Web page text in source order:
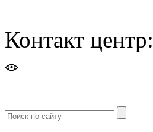
Контакт